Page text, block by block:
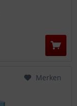
Merken